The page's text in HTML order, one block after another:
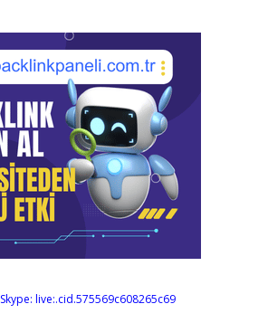
Skype: live:.cid.575569c608265c69